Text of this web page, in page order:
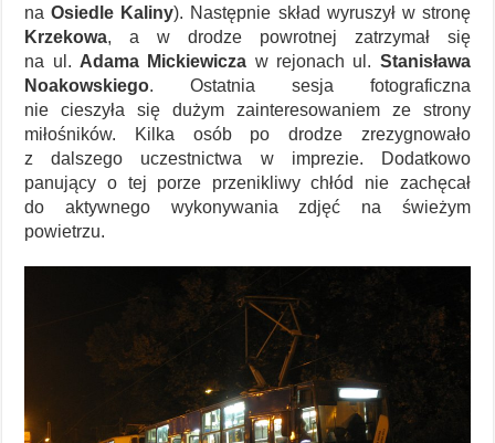
naOsiedle Kaliny). Następnie skład wyruszył w stronę
Krzekowa, a w drodze powrotnej zatrzymał się
na ul. Adama Mickiewicza w rejonach ul. Stanisława
Noakowskiego. Ostatnia sesja fotograficzna
nie cieszyła się dużym zainteresowaniem ze strony
miłośników. Kilka osób po drodze zrezygnowało
z dalszego uczestnictwa w imprezie. Dodatkowo
panujący o tej porze przenikliwy chłód nie zachęcał
do aktywnego wykonywania zdjęć na świeżym
powietrzu.